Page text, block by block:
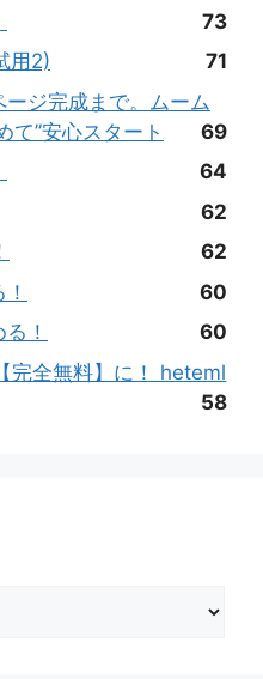
73
用2)
71
ージ完成まで。ムーム
て”安心スタート
69
64
62
62
60
！
60
完全無料】に！ heteml
58